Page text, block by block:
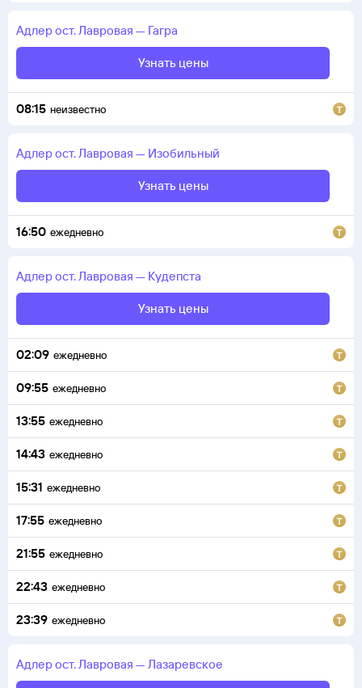
Адлерост. Лавровая — Гагра
Узнать цены
08:15 неизвестно
Адлерост. Лавровая — Изобильный
Узнать цены
16:50 ежедневно
Адлерост. Лавровая — Кудепста
Узнать цены
02:09 ежедневно
09:55 ежедневно
13:55 ежедневно
14:43 ежедневно
15:31 ежедневно
17:55 ежедневно
21:55 ежедневно
22:43 ежедневно
23:39 ежедневно
Адлерост. Лавровая —Лазаревское